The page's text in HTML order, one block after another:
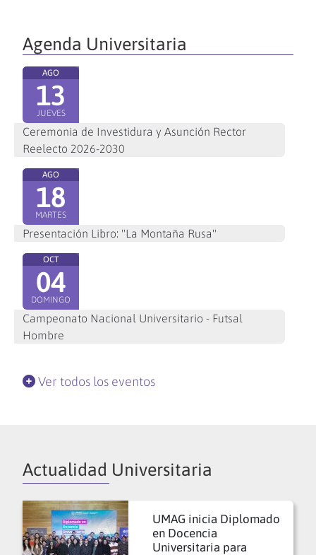
Agenda Universitaria
AGO
13
JUEVES
Ceremonia de Investidura y Asunción Rector
Reelecto 2026-2030
AGO
18
MARTES
Presentación Libro: "La Montaña Rusa"
OCT
04
DOMINGO
Campeonato Nacional Universitario - Futsal
Hombre
Ver todos los eventos
Actualidad Universitaria
UMAG inicia Diplomado
en Docencia
Universitaria para